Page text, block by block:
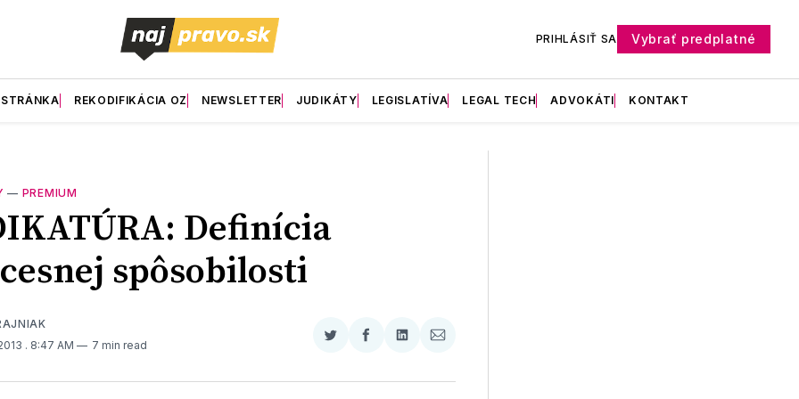
PRIHLÁSIŤ SA Vybrať predplatné
REKODIFIKÁCIA OZ NEWSLETTER JUDIKÁTY LEGISLATÍVA LEGAL TECH ADVOKÁTI KONTAKT
— PREMIUM
Definícia
spôsobilosti
. 8:47 AM 7 min read
Zdieľať
Twitter
Zdieľať
Facebooku
Zdieľať
LinkedIne
Zdieľať
E-